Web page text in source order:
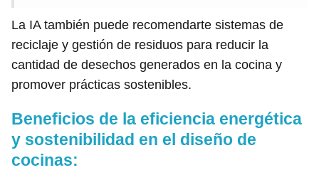
La IA también puede recomendarte sistemas de
reciclaje y gestión de residuos para reducir la
cantidad de desechos generados en la cocina y
promover prácticas sostenibles.
Beneficios de la eficiencia energética
y sostenibilidad en el diseño de
cocinas: